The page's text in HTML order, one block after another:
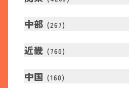
中部 (267)
近畿 (760)
中国 (160)